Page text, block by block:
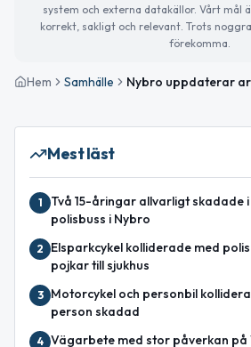
system och externa datakällor. Vårt mål
korrekt, sakligt och relevant. Trots
förekomma.
Hem Samhälle
Mest läst
1
Två 15-åringar allvarligt skadade
polisbuss i Nybro
2
Elsparkcykel kolliderade med
pojkar till sjukhus
3
Motorcykel och personbil
person skadad
4 Vägarbete med stor påverkan på